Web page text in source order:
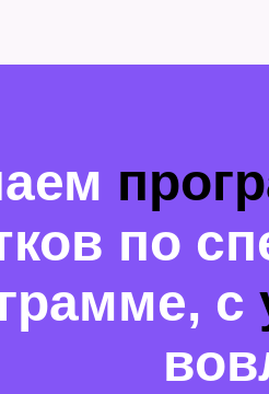
по
с